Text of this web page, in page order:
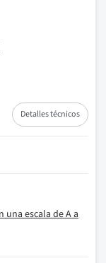
Detalles técnicos